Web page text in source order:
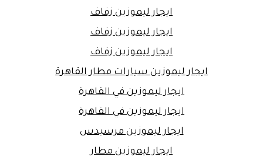
ايجار ليموزين زفاف
ايجار ليموزين زفاف
ايجار ليموزين زفاف
ايجار ليموزين سيارات مطار القاهرة
ايجار ليموزين في القاهرة
ايجار ليموزين في القاهرة
ايجار ليموزين مرسيدس
ايجار ليموزين مطار